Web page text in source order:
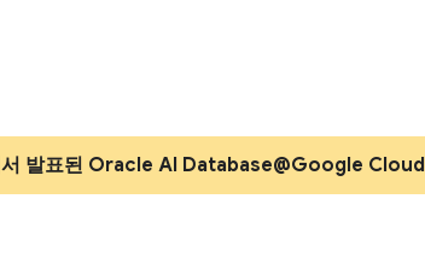
발표된 Oracle AI Database@Google Cloud